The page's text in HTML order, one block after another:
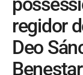
regidor
Deo